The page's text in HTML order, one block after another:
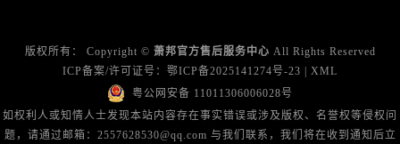
上海市徐汇区虹桥路3号港汇中心2座37层3705室萧邦售后服务中心（需提前预约）
版权所有： Copyright © 萧邦官方售后服务中心 All Rights Reserved
ICP备案/许可证号： 鄂ICP备2025141274号-23 | XML
粤公网安备 11011306006028号
如权利人或知情人士发现本站内容存在事实错误或涉及版权、名誉权等侵权问
题，请通过邮箱：2557628530@qq.com 与我们联系，我们将在收到通知后立